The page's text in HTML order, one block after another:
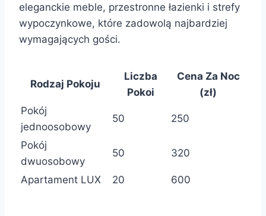
eleganckie meble, przestronne łazienki i strefy
wypoczynkowe, które zadowolą najbardziej
wymagających gości.
Rodzaj Pokoju
Liczba
Pokoi
Cena Za Noc
(zł)
Pokój
jednoosobowy
50 250
Pokój
dwuosobowy
50 320
Apartament LUX 20 600